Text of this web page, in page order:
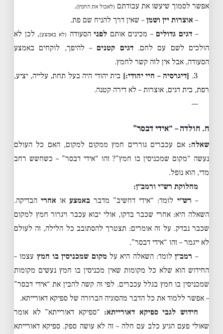
אפשר לסמוך שיעשו את עבודתם (לאכול את החמץ).
– אוצרות יין ושמן – שאין דרך להניח שם פת.
–דגים גדולים– מכינים אותם לפניהסעודה (לא באמצע), לכן לא
הולכים לשם עם לחם.דגים קטנים– להיפך, לוקחים באמצע
הסעודה, אבל אין לזה קשר לחמץ.
3. [דיגרסיה – חיי יהודי:] בית יהודי היה בעל תחת, עלייה, יציע,
רפת, בית דגים, אוצרות – לא דירה קטנה.
—
ח. חולדה – “אידי דבסר”
שאלה: אם עכברים גוררים חמץ ממקום למקום, האם כל העולם
נעשה “מקום שמכניסין בו חמץ”? זהו “אידי דבסר” – כשחשש רחב
מדי, הוא נופל.
מחלוקת רש״י ורמב״ן:
– רש״י לומד: “אידי דחשיב” מדבר באמצעאו אחריהבדיקה.
השאלה היא: אחרי שכבר בדקו, אולי יבוא עכבר ויגרור חמץ למקום
שכבר נבדק. על זה אומרים: תצטרך להסתובב כל הלילה, זה לעולם
לא ייגמר – זהו “אידי דבסר”.
– רמב״ןלומד: השאלה היא על מקום שמכניסין בו חמץ עצמו –
החידוש הוא שלא כל מקומות שאין מכניסין בו חמץ נעשים מקומות
שמכניסין בו חמץ בגלל עכברים. לפי זה קשה להבין את “אידי דבסר”
– אפשר ללמוד את כל הדבר מהסוגיה הברורה של ספיקא דאורייתא.
חידוש לגבי ספיקא דאורייתא: “ספיקא דאורייתא” לא אומר
שאולי פעם הגיע כלב עם חלה – זה לא עושה ספק. ספיקא דאורייתא